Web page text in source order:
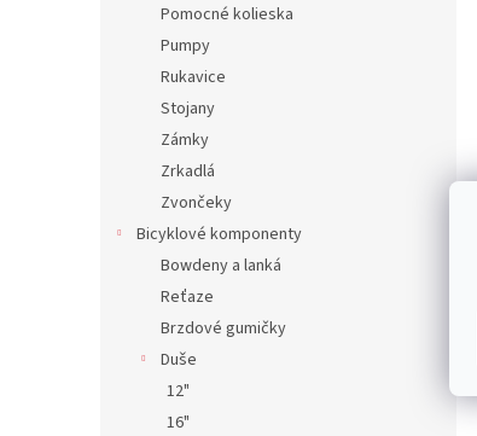
Pomocné kolieska
Pumpy
Rukavice
Stojany
Zámky
Zrkadlá
Zvončeky
Bicyklové komponenty
Bowdeny a lanká
Reťaze
Brzdové gumičky
Duše
12"
16"